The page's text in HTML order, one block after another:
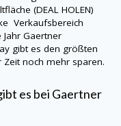
(DEAL HOLEN)
Verkaufsbereich
Gaertner
gibt es den größten
Zeit noch mehr sparen.
es bei Gaertner